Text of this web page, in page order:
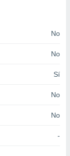
No
No
Sí
No
No
-